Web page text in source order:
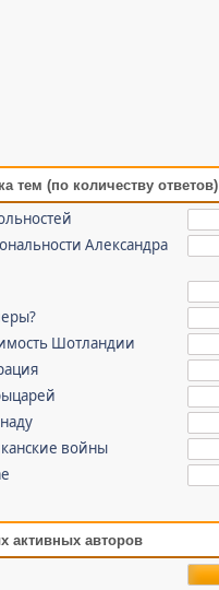
тем (по количеству ответов)
Александра
Шотландии
войны
активных авторов